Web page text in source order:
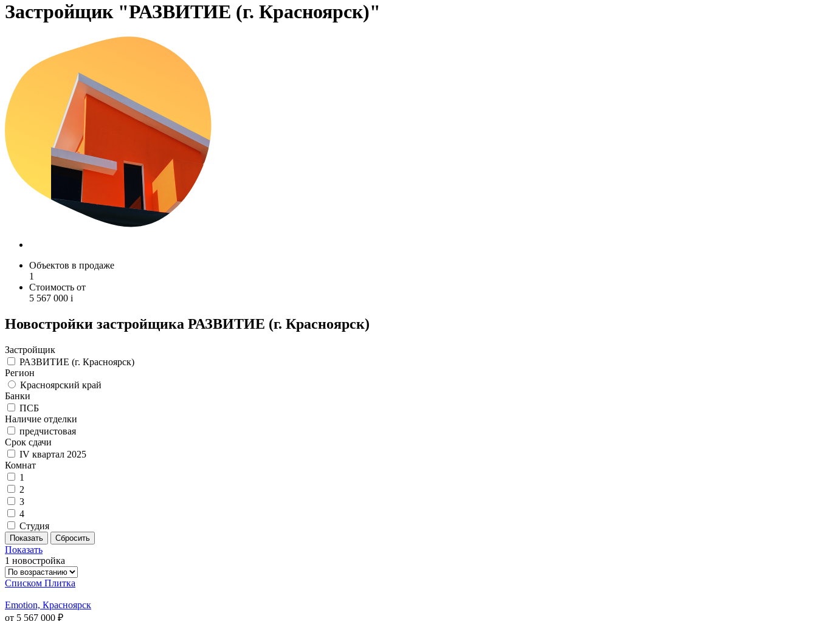
Застройщик "РАЗВИТИЕ (г. Красноярск)"
Объектов в продаже
1
Стоимость от
5 567 000 i
Новостройки застройщика РАЗВИТИЕ (г. Красноярск)
Застройщик
РАЗВИТИЕ (г. Красноярск)
Регион
Красноярский край
Банки
ПСБ
Наличие отделки
предчистовая
Срок сдачи
IV квартал 2025
Комнат
1
2
3
4
Студия
Показать
1 новостройка
Списком Плитка
Emotion, Красноярск
от 5 567 000 ₽